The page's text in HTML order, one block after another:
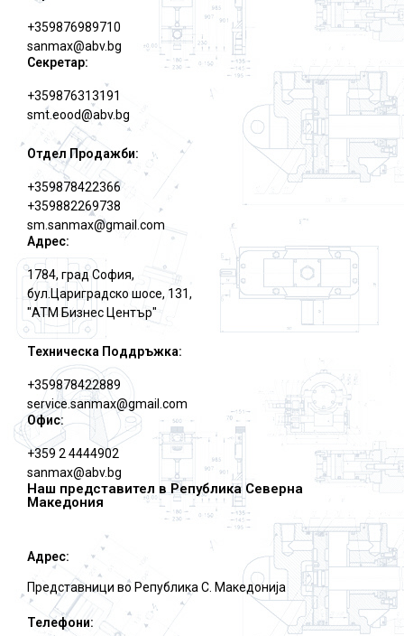
+359876989710
sanmax@abv.bg
Секретар:
+359876313191
smt.eood@abv.bg
Отдел Продажби:
+359878422366
+359882269738
sm.sanmax@gmail.com
Адрес:
1784, град София,
бул.Цариградско шосе, 131,
"АТМ Бизнес Център"
Техническа Поддръжка:
+359878422889
service.sanmax@gmail.com
Офис:
+359 2 4444902
sanmax@abv.bg
Наш представител в Република Северна
Македония
Адрес:
Представници во Република С. Македониjа
Телефони: